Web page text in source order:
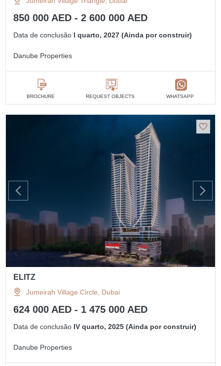
850 000 AED - 2 600 000 AED
Data de conclusão I quarto, 2027 (Ainda por construir)
Danube Properties
BROCHURE REQUEST OBJECTS WHATSAPP
ELITZ
Jumeirah Village Circle, Dubai
624 000 AED - 1 475 000 AED
Data de conclusão IV quarto, 2025 (Ainda por construir)
Danube Properties